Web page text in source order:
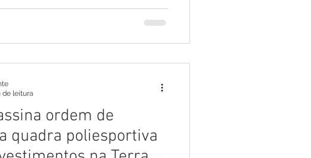
de moradores da zona rural. Os
em meados de julho, logo após
ordem de
quadra poliesportiva
de leitura